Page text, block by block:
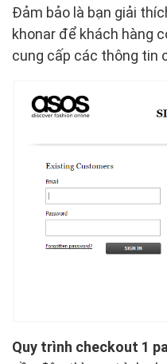
Đảm bảo là bạn giải
khonar để khách hàng
cung cấp các thông tin
Quy trình checkout 1